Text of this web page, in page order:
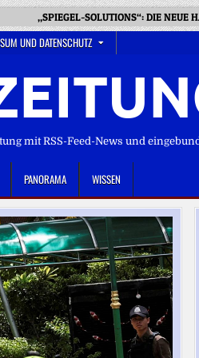
„SPIEGEL-SOLUTIONS“: DIE NEUE
UND DATENSCHUTZ
mit RSS-Feed-News und
PANORAMA WISSEN